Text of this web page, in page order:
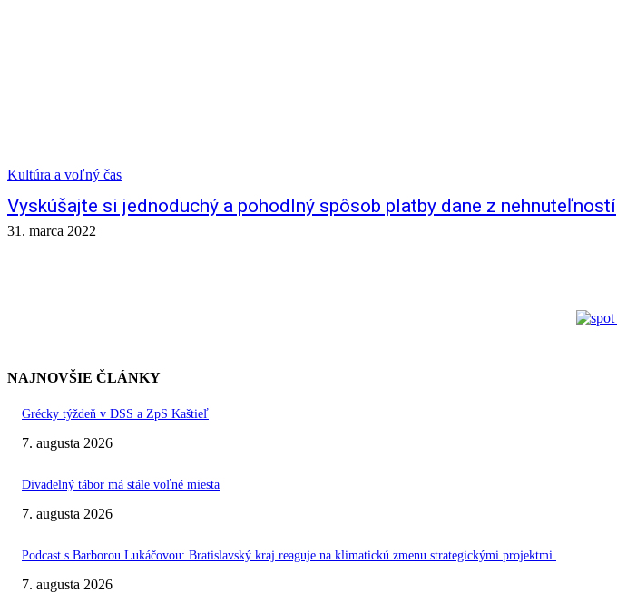
Kultúra a voľný čas
Vyskúšajte si jednoduchý a pohodlný spôsob platby dane z nehnuteľností
31. marca 2022
NAJNOVŠIE ČLÁNKY
Grécky týždeň v DSS a ZpS Kaštieľ
7. augusta 2026
Divadelný tábor má stále voľné miesta
7. augusta 2026
Podcast s Barborou Lukáčovou: Bratislavský kraj reaguje na klimatickú zmenu strategickými projektmi.
7. augusta 2026